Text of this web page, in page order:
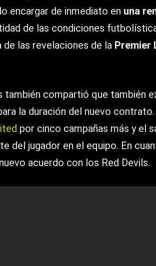
encargar de inmediato en una
de las condiciones
las revelaciones de la Premier
también compartió que también
la duración del nuevo
por cinco campañas más y el
del jugador en el equipo. En
acuerdo con los Red Devils.